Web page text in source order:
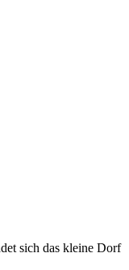
sich das kleine Dorf